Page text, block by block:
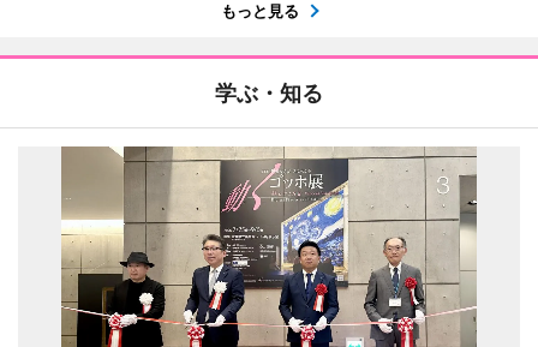
もっと見る
学ぶ・知る